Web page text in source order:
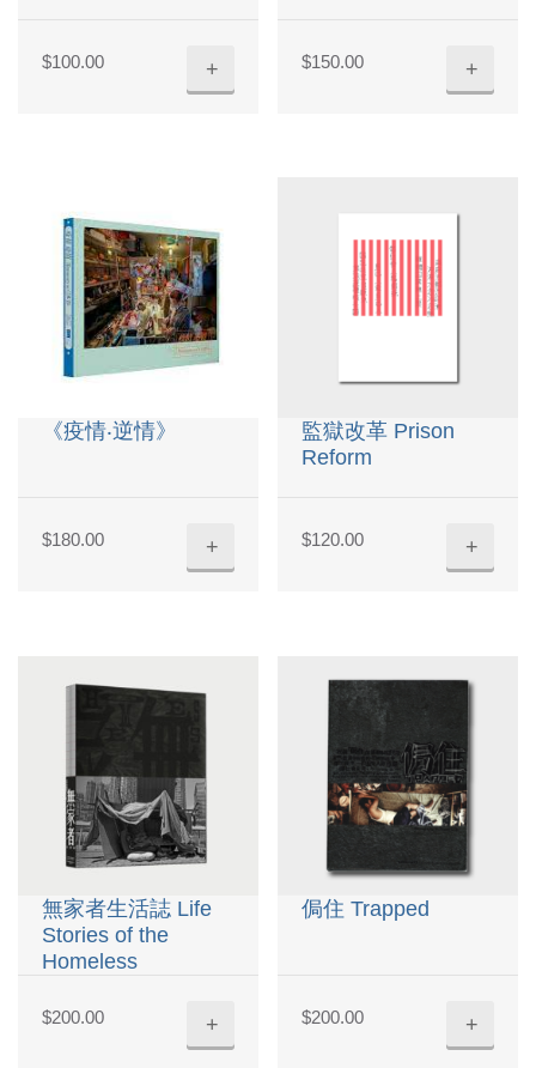
$100.00 + $150.00 +
《疫情‧逆情》
$180.00 +
監獄改革 Prison
Reform
$120.00 +
無家者生活誌 Life
Stories of the
Homeless
$200.00 +
侷住 Trapped
$200.00 +